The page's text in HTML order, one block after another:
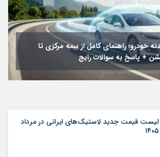
خودرو؛ راهنمای کامل از بیمه مرکزی تا
+ پاسخ به سوالات رایج
لیست قیمت جدید لاستیک‌های ایرانی در مرداد
۱۴۰۵